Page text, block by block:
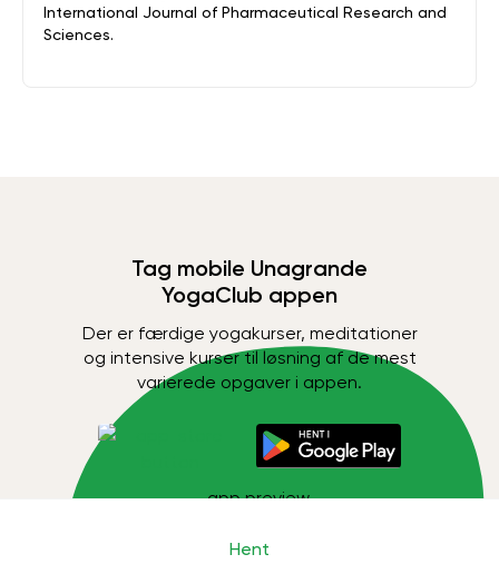
International Journal of Pharmaceutical Research and
Sciences.
Tag mobile Unagrande
YogaClub appen
Der er færdige yogakurser, meditationer
og intensive kurser til løsning af de mest
varierede opgaver i appen.
Hent